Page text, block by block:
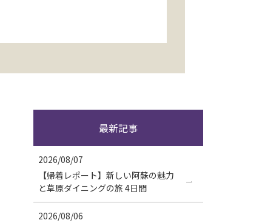
最新記事
2026/08/07
【帰着レポート】新しい阿蘇の魅力
と草原ダイニングの旅 4日間
2026/08/06